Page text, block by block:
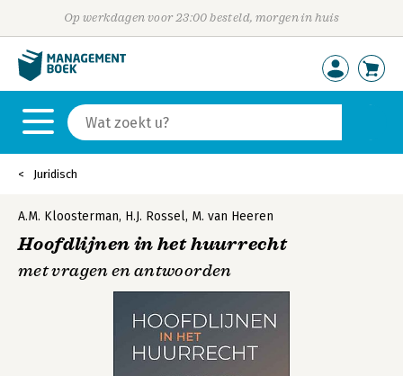
Op werkdagen voor 23:00 besteld, morgen in huis
Juridisch
A.M. Kloosterman, H.J. Rossel, M. van Heeren
Hoofdlijnen in het huurrecht
met vragen en antwoorden